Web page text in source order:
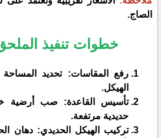
الصاج.
​خطوات تنفيذ
​رفع المقاسات: تحديد
الهيكل.
​تأسيس القاعدة: صب أرضية
حديدية مرتفعة.
​تركيب الهيكل الحديدي: دهان